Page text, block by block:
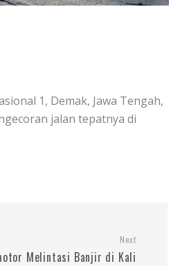
1, Demak, Jawa Tengah,
jalan tepatnya di
Next
Melintasi Banjir di Kali